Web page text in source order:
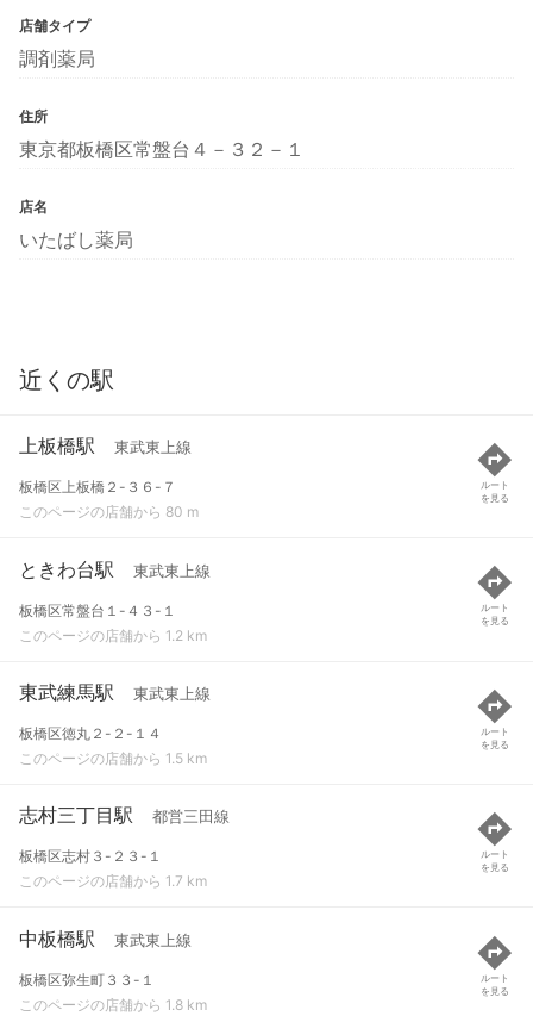
店舗タイプ
調剤薬局
住所
東京都板橋区常盤台４－３２－１
店名
いたばし薬局
近くの駅
上板橋駅 東武東上線
板橋区上板橋２-３６-７
このページの店舗から 80 m
ルート
を見る
ときわ台駅 東武東上線
板橋区常盤台１-４３-１
このページの店舗から 1.2 km
ルート
を見る
東武練馬駅 東武東上線
板橋区徳丸２-２-１４
このページの店舗から 1.5 km
ルート
を見る
志村三丁目駅 都営三田線
板橋区志村３-２３-１
このページの店舗から 1.7 km
ルート
を見る
中板橋駅 東武東上線
板橋区弥生町３３-１
このページの店舗から 1.8 km
ルート
を見る